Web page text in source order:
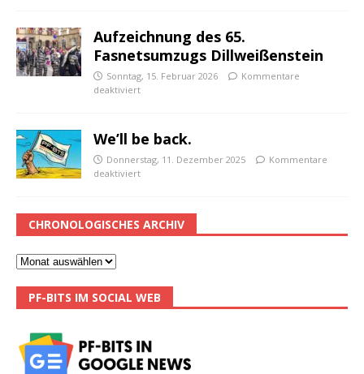
Aufzeichnung des 65.
Fasnetsumzugs Dillweißenstein
Sonntag, 15. Februar 2026
Kommentare
deaktiviert
We’ll be back.
Donnerstag, 11. Dezember 2025
Kommentare
deaktiviert
CHRONOLOGISCHES ARCHIV
PF-BITS IM SOCIAL WEB